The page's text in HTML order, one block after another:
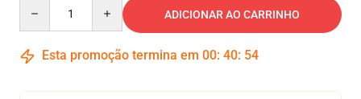
ADICIONAR AO CARRINHO
Esta promoção termina em 00: 40: 54